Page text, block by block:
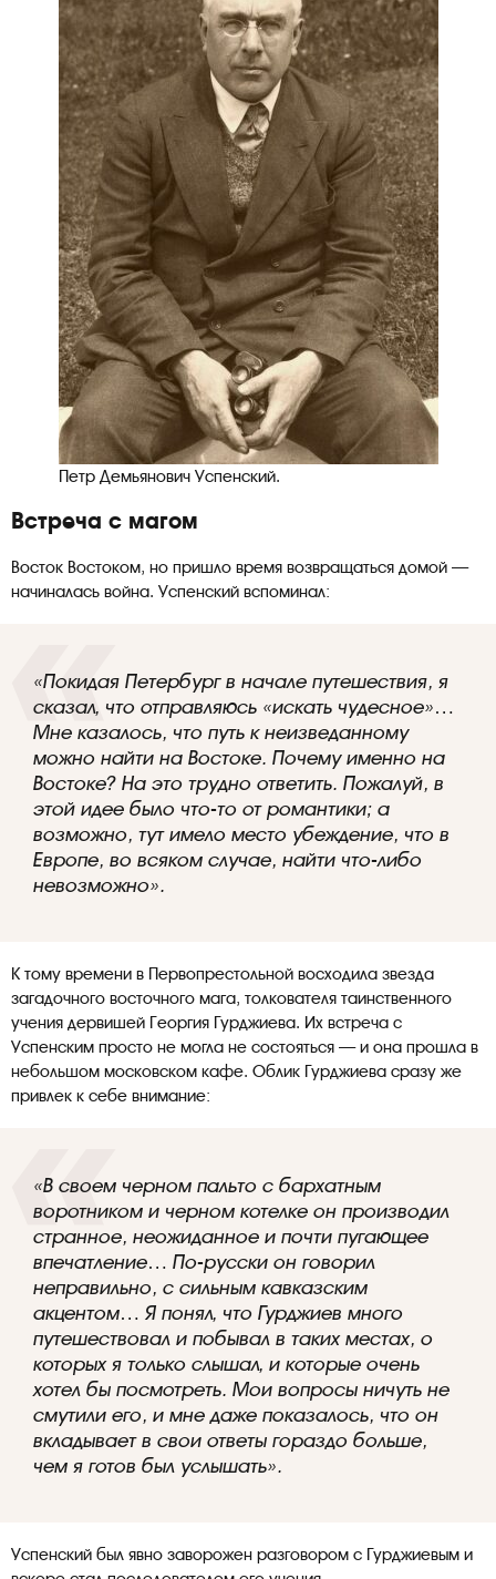
Петр Демьянович Успенский.
Встреча с магом
Восток Востоком, но пришло время возвращаться домой —
начиналась война. Успенский вспоминал:
«Покидая Петербург в начале путешествия, я
сказал, что отправляюсь «искать чудесное»…
Мне казалось, что путь к неизведанному
можно найти на Востоке. Почему именно на
Востоке? На это трудно ответить. Пожалуй, в
этой идее было что-то от романтики; а
возможно, тут имело место убеждение, что в
Европе, во всяком случае, найти что-либо
невозможно».
К тому времени в Первопрестольной восходила звезда
загадочного восточного мага, толкователя таинственного
учения дервишей Георгия Гурджиева. Их встреча с
Успенским просто не могла не состояться — и она прошла в
небольшом московском кафе. Облик Гурджиева сразу же
привлек к себе внимание:
«В своем черном пальто с бархатным
воротником и черном котелке он производил
странное, неожиданное и почти пугающее
впечатление… По-русски он говорил
неправильно, с сильным кавказским
акцентом… Я понял, что Гурджиев много
путешествовал и побывал в таких местах, о
которых я только слышал, и которые очень
хотел бы посмотреть. Мои вопросы ничуть не
смутили его, и мне даже показалось, что он
вкладывает в свои ответы гораздо больше,
чем я готов был услышать».
Успенский был явно заворожен разговором с Гурджиевым и